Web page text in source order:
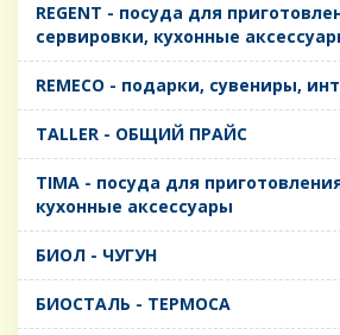
REGENT - посуда для
сервировки, кухонные
REMECO - подарки, сувениры,
TALLER - ОБЩИЙ ПРАЙС
TIMA - посуда для
кухонные аксессуары
БИОЛ - ЧУГУН
БИОСТАЛЬ - ТЕРМОСА